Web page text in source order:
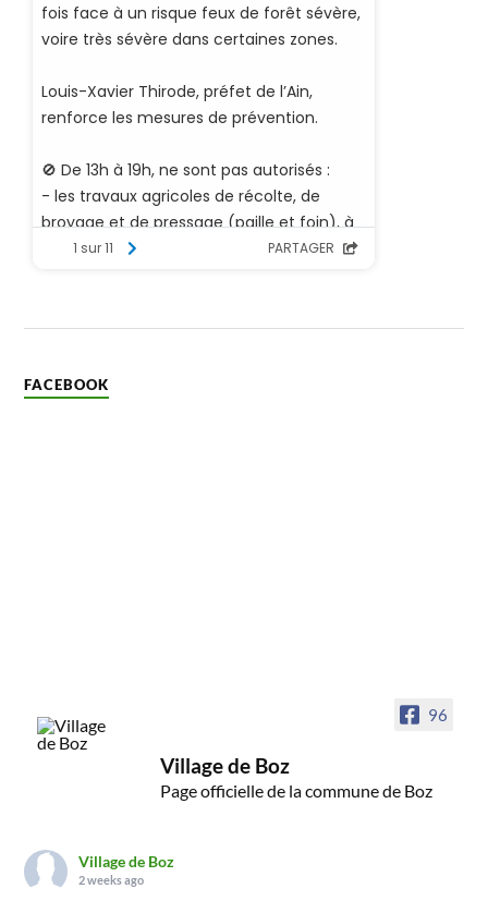
FACEBOOK
96
Village de Boz
Page officielle de la commune de Boz
Village de Boz
2 weeks ago